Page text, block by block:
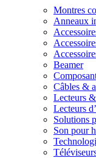
Montres
Anneaux
Beamer
Câbles &
Lecteurs
Lecteurs
Solutions
Son pour